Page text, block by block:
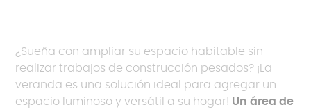
¿Sueña con ampliar su espacio habitable sin
realizar trabajos de construcción pesados? ¡La
veranda es una solución ideal para agregar un
espacio luminoso y versátil a su hogar! Un área de